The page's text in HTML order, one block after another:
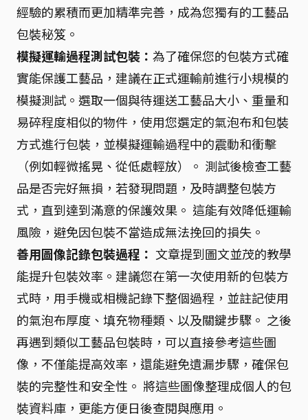
經驗的累積而更加精準完善，成為您獨有的工藝品
包裝秘笈。
模擬運輸過程測試包裝： 為了確保您的包裝方式確
實能保護工藝品，建議在正式運輸前進行小規模的
模擬測試。選取一個與待運送工藝品大小、重量和
易碎程度相似的物件，使用您選定的氣泡布和包裝
方式進行包裝，並模擬運輸過程中的震動和衝擊
（例如輕微搖晃、從低處輕放）。 測試後檢查工藝
品是否完好無損，若發現問題，及時調整包裝方
式，直到達到滿意的保護效果。 這能有效降低運輸
風險，避免因包裝不當造成無法挽回的損失。
善用圖像記錄包裝過程： 文章提到圖文並茂的教學
能提升包裝效率。建議您在第一次使用新的包裝方
式時，用手機或相機記錄下整個過程，並註記使用
的氣泡布厚度、填充物種類、以及關鍵步驟。 之後
再遇到類似工藝品包裝時，可以直接參考這些圖
像，不僅能提高效率，還能避免遺漏步驟，確保包
裝的完整性和安全性。 將這些圖像整理成個人的包
裝資料庫，更能方便日後查閱與應用。